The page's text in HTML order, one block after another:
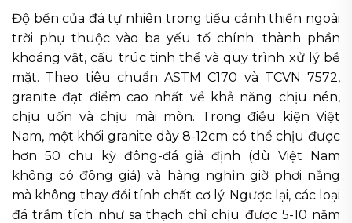
Độ bền của đá tự nhiên trong tiểu cảnh thiền ngoài
trời phụ thuộc vào ba yếu tố chính: thành phần
khoáng vật, cấu trúc tinh thể và quy trình xử lý bề
mặt. Theo tiêu chuẩn ASTM C170 và TCVN 7572,
granite đạt điểm cao nhất về khả năng chịu nén,
chịu uốn và chịu mài mòn. Trong điều kiện Việt
Nam, một khối granite dày 8-12cm có thể chịu được
hơn 50 chu kỳ đông-đá giả định (dù Việt Nam
không có đông giá) và hàng nghìn giờ phơi nắng
mà không thay đổi tính chất cơ lý. Ngược lại, các loại
đá trầm tích như sa thạch chỉ chịu được 5-10 năm